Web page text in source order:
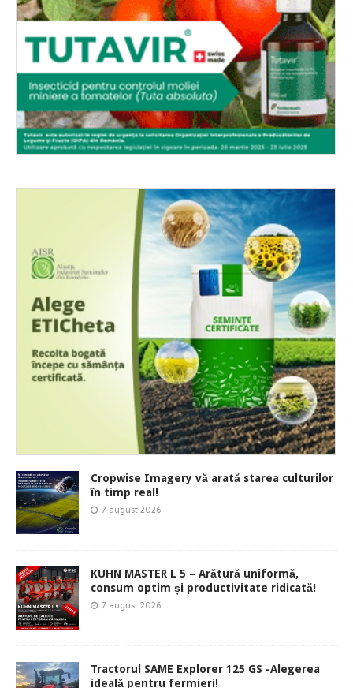
Cropwise Imagery vă arată starea culturilor
în timp real!
7 august 2026
KUHN MASTER L 5 – Arătură uniformă,
consum optim și productivitate ridicată!
7 august 2026
Tractorul SAME Explorer 125 GS -Alegerea
ideală pentru fermieri!